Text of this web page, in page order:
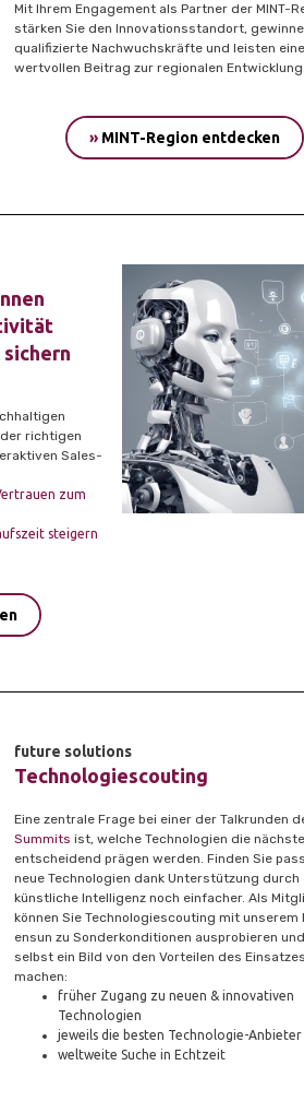
Mit Ihrem Engagement als Partner der MINT-
stärken Sie den Innovationsstandort,
qualifizierte Nachwuchskräfte und leisten
wertvollen Beitrag zur regionalen Entwicklung.
» MINT-Region entdecken
sichern
richtigen
Sales-
zum
steigern
future solutions
Technologiescouting
Eine zentrale Frage bei einer der Talkrunden
Summits ist, welche Technologien die
entscheidend prägen werden. Finden Sie
neue Technologien dank Unterstützung durch
künstliche Intelligenz noch einfacher. Als
können Sie Technologiescouting mit unserem
ensun zu Sonderkonditionen ausprobieren
selbst ein Bild von den Vorteilen des
machen:
früher Zugang zu neuen & innovativen
Technologien
jeweils die besten Technologie-
weltweite Suche in Echtzeit